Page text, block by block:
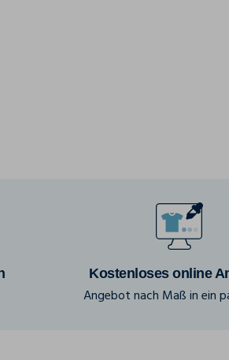
Kostenloses online
Angebot nach Maß in ein